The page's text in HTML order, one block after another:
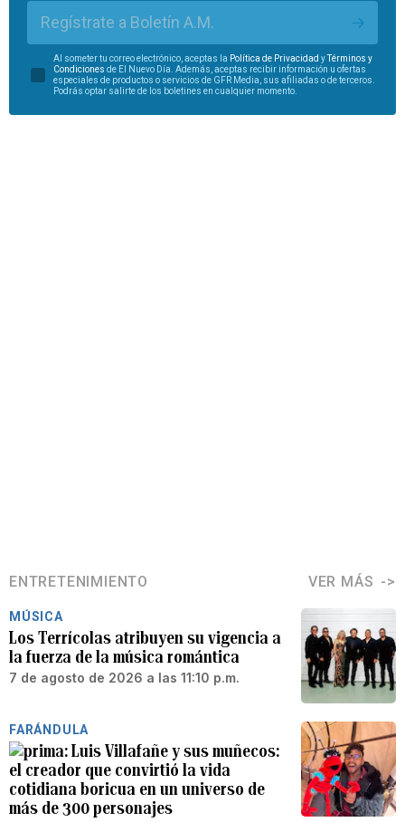
Regístrate a Boletín A.M.
Al someter tu correo electrónico, aceptas la Política de Privacidad yTérminos y
Condiciones de El Nuevo Día. Además, aceptas recibir información u ofertas
especiales de productos o servicios de GFR Media, sus afiliadas o de terceros.
Podrás optar salirte de los boletines en cualquier momento.
ENTRETENIMIENTO VER MÁS
MÚSICA
Los Terrícolas atribuyen su vigencia a
la fuerza de la música romántica
7 de agosto de 2026 a las 11:10 p.m.
FARÁNDULA
Luis Villafañe y sus muñecos:
el creador que convirtió la vida
cotidiana boricua en un universo de
más de 300 personajes